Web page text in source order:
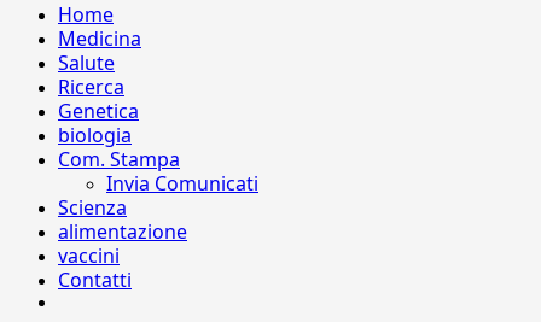
Home
Medicina
Salute
Ricerca
Genetica
biologia
Com. Stampa
Invia Comunicati
Scienza
alimentazione
vaccini
Contatti